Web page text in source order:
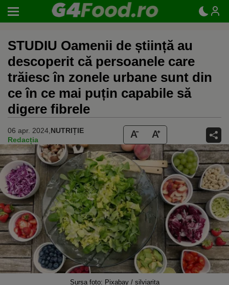
STUDIU Oamenii de știință au
descoperit că persoanele care
trăiesc în zonele urbane sunt din
ce în ce mai puțin capabile să
digere fibrele
06 apr. 2024, NUTRIȚIE
Redacția
Sursa foto: Pixabay / silviarita